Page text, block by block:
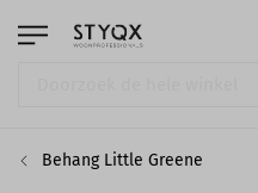
Behang Little Greene